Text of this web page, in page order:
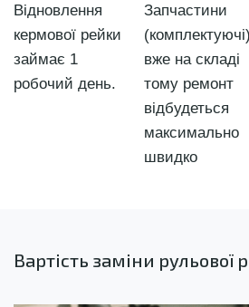
Відновлення
кермової рейки
займає 1
робочий день.
Запчастини
(комплектуючі)
вже на складі
тому ремонт
відбудеться
максимально
швидко
Вартість заміни рульової